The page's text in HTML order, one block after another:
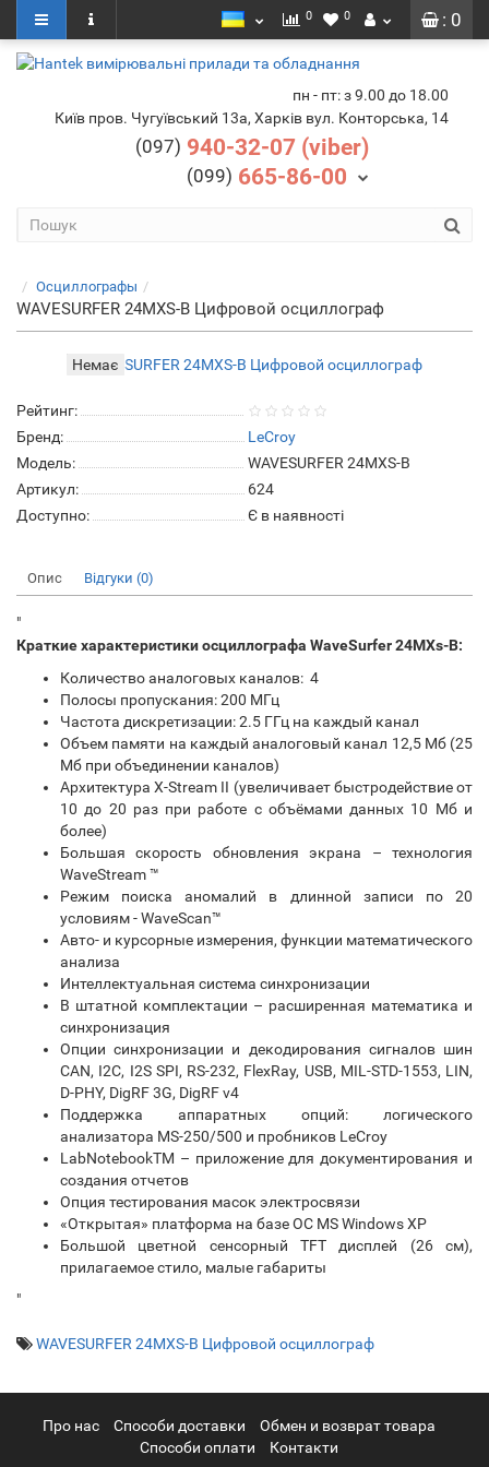
: 0
0 0
пн - пт: з 9.00 до 18.00
Київ пров. Чугуївський 13а, Харків вул. Конторська, 14
(097) 940-32-07 (viber)
(099) 665-86-00
Осциллографы
WAVESURFER 24MXS-B Цифровой осциллограф
Немає
Рейтинг:
Бренд:
LeCroy
Модель:
WAVESURFER 24MXS-B
Артикул:
624
Доступно:
Є в наявності
Опис Відгуки (0)
"
Краткие характеристики осциллографа WaveSurfer 24MXs-B:
Количество аналоговых каналов: 4
Полосы пропускания: 200 МГц
Частота дискретизации: 2.5 ГГц на каждый канал
Объем памяти на каждый аналоговый канал 12,5 Мб (25
Мб при объединении каналов)
Архитектура X-Stream II (увеличивает быстродействие от
10 до 20 раз при работе с объёмами данных 10 Мб и
более)
Большая скорость обновления экрана – технология
WaveStream ™
Режим поиска аномалий в длинной записи по 20
условиям - WaveScan™
Авто- и курсорные измерения, функции математического
анализа
Интеллектуальная система синхронизации
В штатной комплектации – расширенная математика и
синхронизация
Опции синхронизации и декодирования сигналов шин
CAN, I2C, I2S SPI, RS-232, FlexRay, USB, MIL-STD-1553, LIN,
D-PHY, DigRF 3G, DigRF v4
Поддержка аппаратных опций: логического
анализатора MS-250/500 и пробников LeCroy
LabNotebookTM – приложение для документирования и
создания отчетов
Опция тестирования масок электросвязи
«Открытая» платформа на базе ОС MS Windows XP
Большой цветной сенсорный TFT дисплей (26 см),
прилагаемое стило, малые габариты
"
WAVESURFER 24MXS-B Цифровой осциллограф
Про нас Cпособи доставки
Обмен и возврат товара
Способи оплати
Контакти